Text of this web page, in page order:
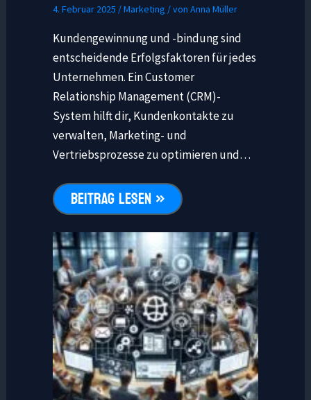
4. Februar 2025 /Marketing / von Anna Müller
Kundengewinnung und -bindung sind
entscheidende Erfolgsfaktoren für jedes
Unternehmen. Ein Customer
Relationship Management (CRM)-
System hilft dir, Kundenkontakte zu
verwalten, Marketing- und
Vertriebsprozesse zu optimieren und…
BEITRAG LESEN »